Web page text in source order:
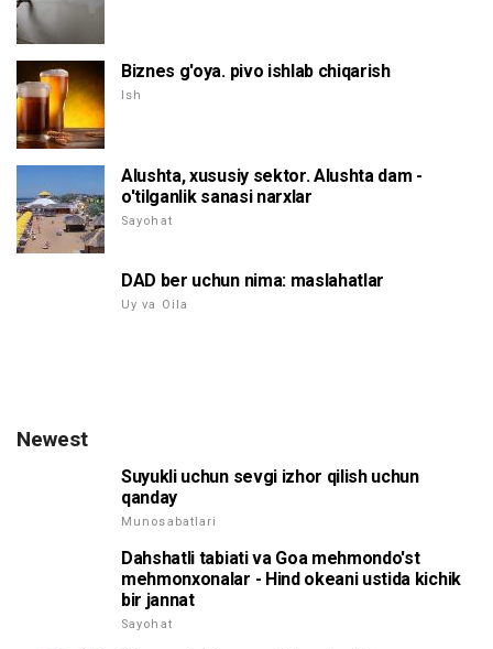
Biznes g'oya. pivo ishlab chiqarish
Ish
Alushta, xususiy sektor. Alushta dam -
o'tilganlik sanasi narxlar
Sayohat
DAD ber uchun nima: maslahatlar
Uy va Oila
Newest
Suyukli uchun sevgi izhor qilish uchun
qanday
Munosabatlari
Dahshatli tabiati va Goa mehmondo'st
mehmonxonalar - Hind okeani ustida kichik
bir jannat
Sayohat